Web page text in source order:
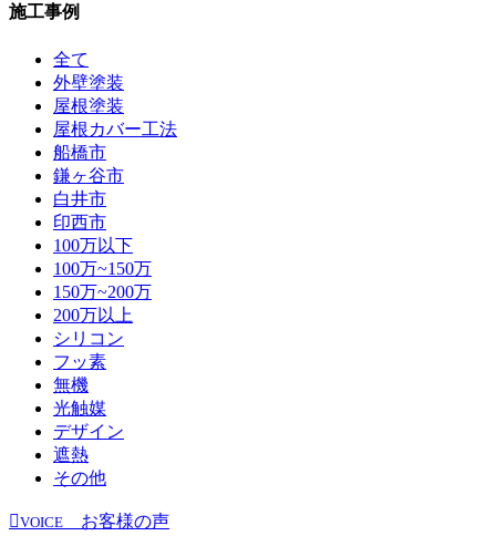
施工事例
全て
外壁塗装
屋根塗装
屋根カバー工法
船橋市
鎌ヶ谷市
白井市
印西市
100万以下
100万~150万
150万~200万
200万以上
シリコン
フッ素
無機
光触媒
デザイン
遮熱
その他
VOICE お客様の声